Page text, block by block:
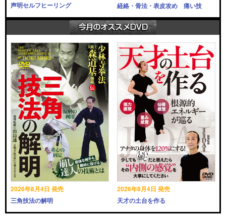
声明セルフヒーリング
経絡・骨法・表皮攻め 痛い技
2026年8月4日 発売
三角技法の解明
2026年8月4日 発売
天才の土台を作る